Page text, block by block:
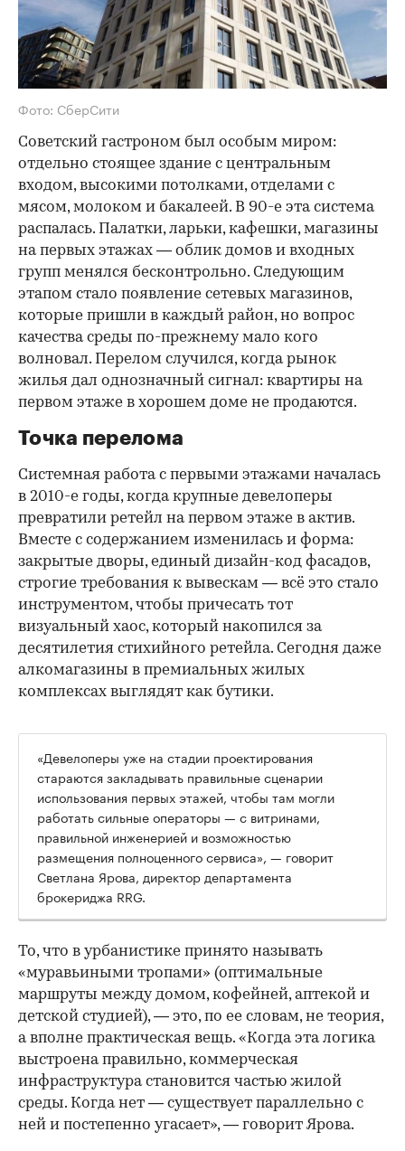
Фото: СберСити
Советский гастроном был особым миром:
отдельно стоящее здание с центральным
входом, высокими потолками, отделами с
мясом, молоком и бакалеей. В 90-е эта система
распалась. Палатки, ларьки, кафешки, магазины
на первых этажах — облик домов и входных
групп менялся бесконтрольно. Следующим
этапом стало появление сетевых магазинов,
которые пришли в каждый район, но вопрос
качества среды по-прежнему мало кого
волновал. Перелом случился, когда рынок
жилья дал однозначный сигнал: квартиры на
первом этаже в хорошем доме не продаются.
Точка перелома
Системная работа с первыми этажами началась
в 2010-е годы, когда крупные девелоперы
превратили ретейл на первом этаже в актив.
Вместе с содержанием изменилась и форма:
закрытые дворы, единый дизайн-код фасадов,
строгие требования к вывескам — всё это стало
инструментом, чтобы причесать тот
визуальный хаос, который накопился за
десятилетия стихийного ретейла. Сегодня даже
алкомагазины в премиальных жилых
комплексах выглядят как бутики.
00:00
«Девелоперы уже на стадии проектирования
стараются закладывать правильные сценарии
использования первых этажей, чтобы там могли
работать сильные операторы — с витринами,
правильной инженерией и возможностью
размещения полноценного сервиса», — говорит
Светлана Ярова, директор департамента
брокериджа RRG.
То, что в урбанистике принято называть
«муравьиными тропами» (оптимальные
маршруты между домом, кофейней, аптекой и
детской студией), — это, по ее словам, не теория,
а вполне практическая вещь. «Когда эта логика
выстроена правильно, коммерческая
инфраструктура становится частью жилой
среды. Когда нет — существует параллельно с
ней и постепенно угасает», — говорит Ярова.